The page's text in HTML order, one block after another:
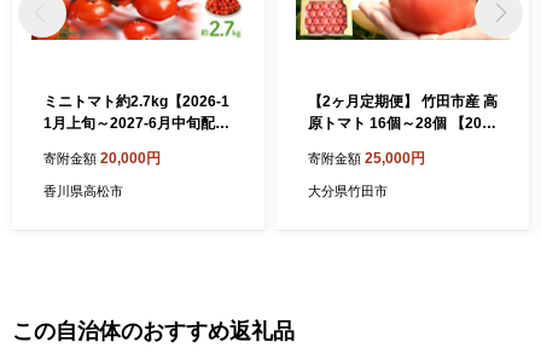
ミニトマト約2.7kg【2026-1
1月上旬～2027-6月中旬配
寄附金額 20,000円
香川県高松市
【2ヶ月定期便】 竹田市産 高
原トマト 16個～28個 【202
発送予定】
寄附金額 25,000円
大分県竹田市
この自治体のおすすめ返礼品